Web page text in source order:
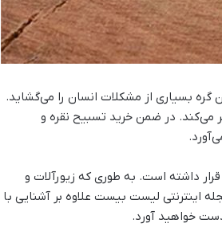
بسیاری از مشکلات انسان را می‌گشاید.
می‌کند. در ضمن خرید تسبیح نقره و
داشته است. به طوری که زیورآلات و
اینترنتی لیست بیست علاوه بر آشنایی با
خواهید آورد.